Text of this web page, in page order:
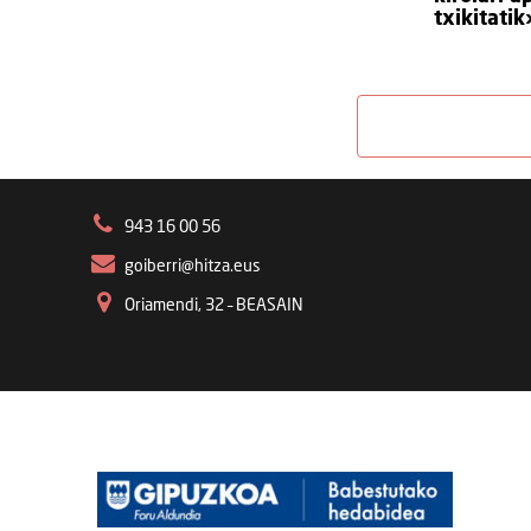
943 16 00 56
goiberri@hitza.eus
Oriamendi, 32 – BEASAIN